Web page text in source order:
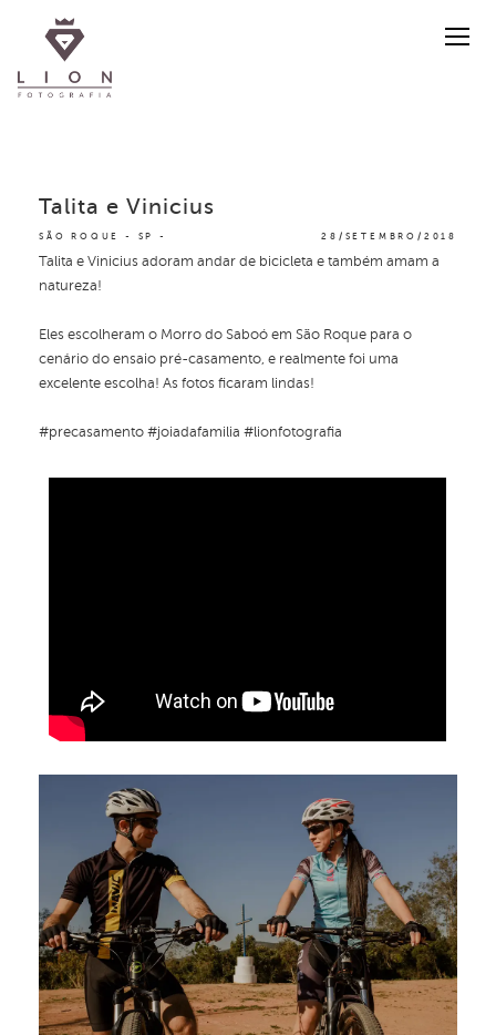
SÃO ROQUE - SP 28/SETEMBRO/2018
Talita e Vinicius
Talita e Vinicius adoram andar de bicicleta e também amam a
natureza!
Eles escolheram o Morro do Saboó em São Roque para o
cenário do ensaio pré-casamento, e realmente foi uma
excelente escolha! As fotos ficaram lindas!
#precasamento #joiadafamilia #lionfotografia